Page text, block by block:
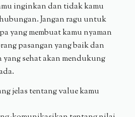
inginkan dan tidak kamu
Jangan ragu untuk
yang membuat kamu nyaman
pasangan yang baik dan
sehat akan mendukung
jelas tentang value kamu